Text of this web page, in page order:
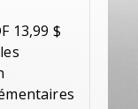
13,99 $